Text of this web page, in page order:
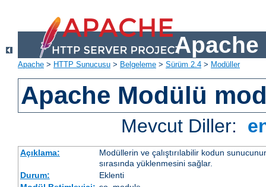
Apache
Apache > HTTP Sunucusu > Belgeleme > Sürüm 2.4 > Modüller
Apache Modülü
Mevcut Diller:
Açıklama:
Modüllerin ve çalıştırılabilir kodun
sırasında yüklenmesini sağlar.
Durum:
Eklenti